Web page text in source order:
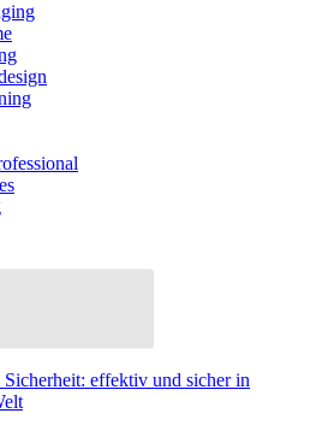
effektiv und sicher in